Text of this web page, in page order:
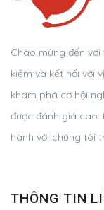
Chào mừng đến
kiếm và kết nối với
khám phá cơ hội
được đánh giá cao.
hành với chúng tôi
THÔNG TIN